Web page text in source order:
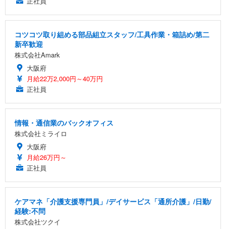
コツコツ取り組める部品組立スタッフ/工具作業・箱詰め/第二
新卒歓迎
株式会社Amark
大阪府
月給22万2,000円～40万円
正社員
情報・通信業のバックオフィス
株式会社ミライロ
大阪府
月給26万円～
正社員
ケアマネ「介護支援専門員」/デイサービス「通所介護」/日勤/
経験:不問
株式会社ツクイ